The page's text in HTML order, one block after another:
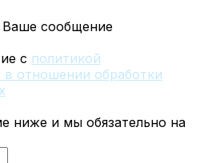
Ваше сообщение
с политикой
отношении обработки
ниже и мы обязательно на